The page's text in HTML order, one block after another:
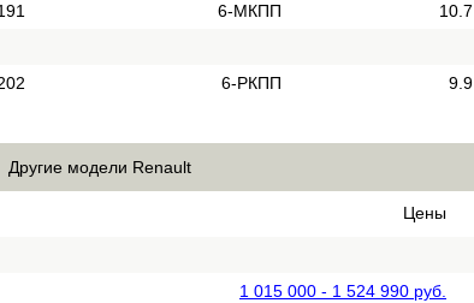
6-МКПП 10.7
6-РКПП 9.9
Другие модели Renault
Цены
1 015 000 - 1 524 990 руб.